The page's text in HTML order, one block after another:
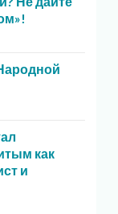
как
и